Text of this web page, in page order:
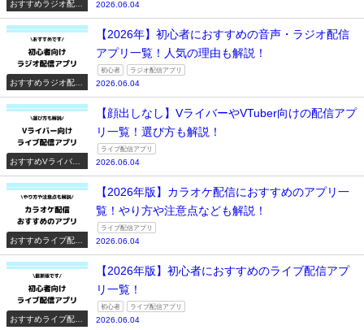
おすすめラジオ配信
2026.06.04
おすすめラジオ配信
【2026年】初心者におすすめの音声・ラジオ配信
アプリ一覧！人気の理由も解説！
初心者 ラジオ配信アプリ
2026.06.04
おすすめVライバー
【顔出しなし】VライバーやVTuber向けの配信アプ
リ一覧！選び方も解説！
ライブ配信アプリ
2026.06.04
おすすめライブ配信
【2026年版】カラオケ配信におすすめのアプリ一
覧！やり方や注意点なども解説！
ライブ配信アプリ
2026.06.04
おすすめライブ配信
【2026年版】初心者におすすめのライブ配信アプ
リ一覧！
初心者 ライブ配信アプリ
2026.06.04